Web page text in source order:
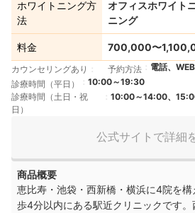
ホワイトニング方
法
オフィスホワイト
ニング
料金 700,000〜
カウンセリングあり 予約方法
電話、WEB
診療時間（平日）
10:00～19:30
診療時間（土日・祝
日）
10:00～14:00、
公式サイトで詳細
商品概要
恵比寿・池袋・西新橋・横浜に4院を
歩4分以内にある駅近クリニックです